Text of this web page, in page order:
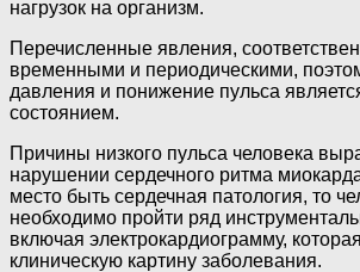
нагрузок на организм.
Перечисленные явления,
временными и периодическими,
давления и понижение пульса
состоянием.
Причины низкого пульса человека
нарушении сердечного ритма
место быть сердечная патология, то
необходимо пройти ряд
включая электрокардиограмму,
клиническую картину заболевания.